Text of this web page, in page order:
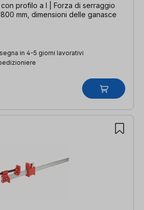
profilo a I | Forza di serraggio
mm, dimensioni delle ganasce
in 4-5 giorni lavorativi